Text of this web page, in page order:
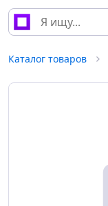
Каталог товаров